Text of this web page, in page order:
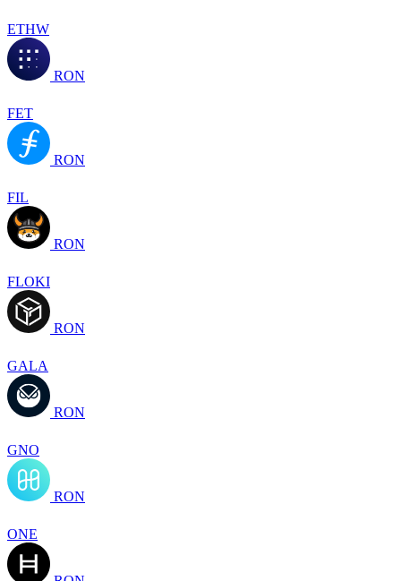
ETHW
RON
FET
RON
FIL
RON
FLOKI
RON
GALA
RON
GNO
RON
ONE